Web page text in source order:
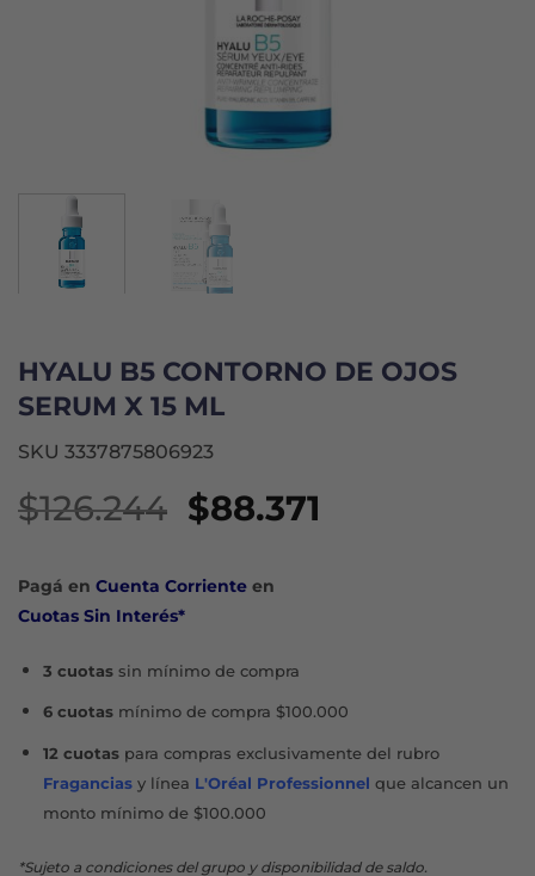
HYALU B5 CONTORNO DE OJOS
SERUM X 15 ML
SKU 3337875806923
$126.244 El
original
$88.371
Pagá en Cuenta Corriente en
Cuotas Sin Interés*
3 cuotassin mínimo de compra
6 cuotasmínimo de compra $100.000
12 cuotaspara compras exclusivamente del rubro
Fraganciasy línea L'Oréal Professionnel que alcancen un
monto mínimo de $100.000
*Sujeto a condiciones del grupo y disponibilidad de saldo.